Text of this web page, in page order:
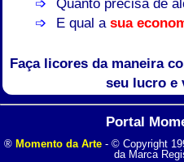
E qual asua
Faça licores da maneira
seu lucro e
Portal
® Momento da Arte- © Copyright
da Marca